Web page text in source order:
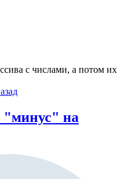
с числами, а потом их
"минус" на